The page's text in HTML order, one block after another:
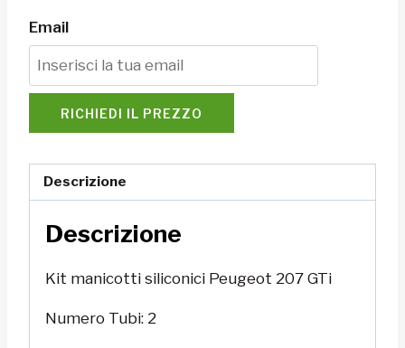
Email
RICHIEDI IL PREZZO
Descrizione
Descrizione
Kit manicotti siliconici Peugeot 207 GTi
Numero Tubi: 2